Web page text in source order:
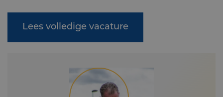
Assisteren bij het aanleggen en vervangen
van kabels en leidingen
Handmatig grondwerk uitvoeren op
plekken waar de machine niet kan komen
Lees volledige vacature